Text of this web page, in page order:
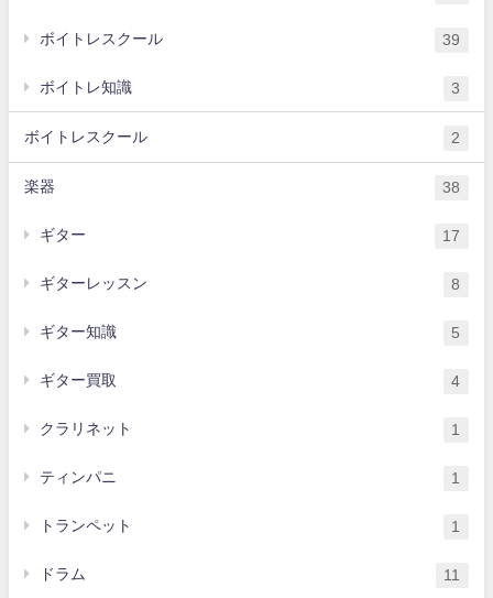
ボイトレスクール 39
ボイトレ知識 3
ボイトレスクール 2
楽器 38
ギター 17
ギターレッスン 8
ギター知識 5
ギター買取 4
クラリネット 1
ティンパニ 1
トランペット 1
ドラム 11